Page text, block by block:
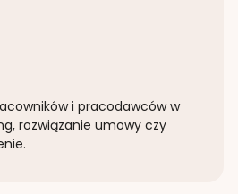
i pracodawców w
rozwiązanie umowy czy